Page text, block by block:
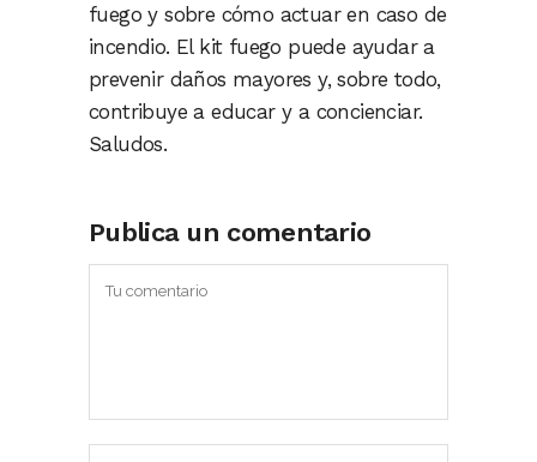
fuego y sobre cómo actuar en caso de
incendio. El kit fuego puede ayudar a
prevenir daños mayores y, sobre todo,
contribuye a educar y a concienciar.
Saludos.
Publica un comentario